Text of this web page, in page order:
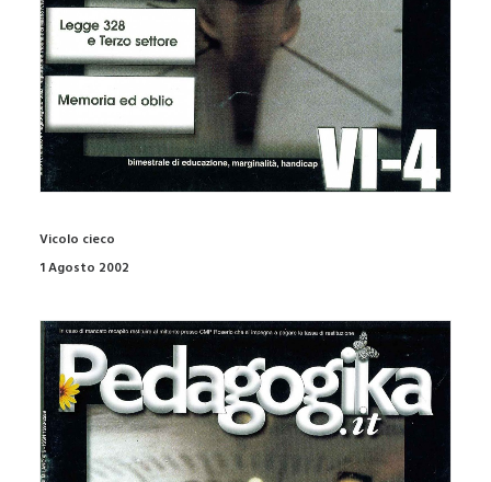
Vicolo cieco
1 Agosto 2002